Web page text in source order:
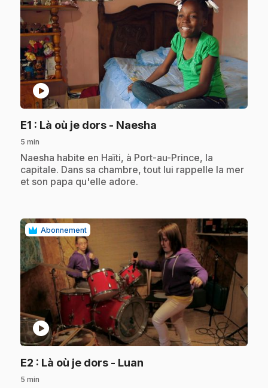
play_circle
E1 : Là où je dors - Naesha
5 min
.Naesha habite en Haïti, à Port-au-Prince, la
capitale. Dans sa chambre, tout lui rappelle la mer
et son papa qu'elle adore.
Abonnement
play_circle
E2 : Là où je dors - Luan
5 min